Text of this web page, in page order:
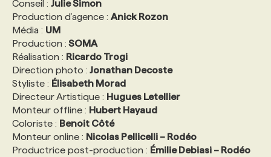
Conseil : Julie Simon
Production d’agence : Anick Rozon
Média : UM
Production : SOMA
Réalisation : Ricardo Trogi
Direction photo : Jonathan Decoste
Styliste : Élisabeth Morad
Directeur Artistique : Hugues Letellier
Monteur offline : Hubert Hayaud
Coloriste : Benoit Côté
Monteur online : Nicolas Pellicelli – Rodéo
Productrice post-production : Émilie Debiasi – Rodéo